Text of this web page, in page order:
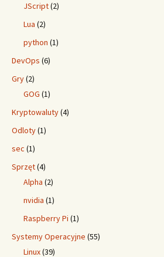
JScript(2)
Lua (2)
python (1)
DevOps (6)
Gry(2)
GOG (1)
Kryptowaluty(4)
Odloty(1)
sec (1)
Sprzęt(4)
Alpha (2)
nvidia (1)
Raspberry Pi (1)
Systemy Operacyjne (55)
Linux(39)